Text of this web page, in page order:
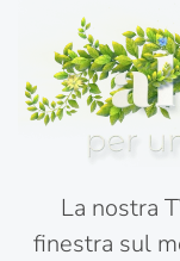
La nostra
finestra sul